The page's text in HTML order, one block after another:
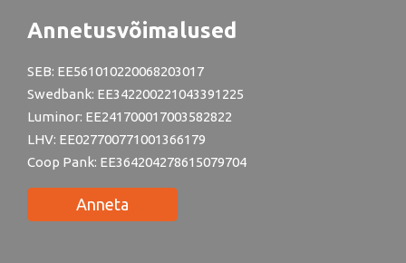
Annetusvõimalused
SEB: EE561010220068203017
Swedbank: EE342200221043391225
Luminor: EE241700017003582822
LHV: EE027700771001366179
Coop Pank: EE364204278615079704
Anneta